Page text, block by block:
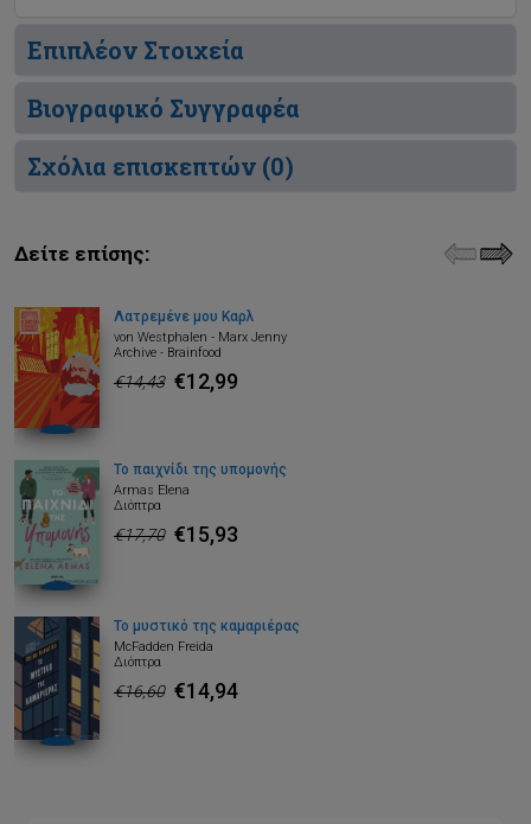
Επιπλέον Στοιχεία
Βιογραφικό Συγγραφέα
Σχόλια επισκεπτών (0)
Δείτε επίσης:
Λατρεμένε μου Καρλ
von Westphalen - Marx Jenny
Archive - Brainfood
€14,43 €12,99
Το παιχνίδι της υπομονής
Armas Elena
Διόπτρα
€17,70 €15,93
Το μυστικό της καμαριέρας
McFadden Freida
Διόπτρα
€16,60 €14,94